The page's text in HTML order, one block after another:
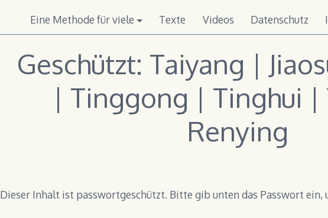
Eine Methode für viele Texte Videos Datenschutz
Geschützt: Taiyang |
| Tinggong | Tinghui |
Renying
Dieser Inhalt ist passwortgeschützt. Bitte gib unten das Passwort ein,